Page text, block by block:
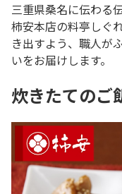
三重県桑名に伝わる
柿安本店の料亭しぐ
き出すよう、職人が
いをお届けします。
炊きたてのご